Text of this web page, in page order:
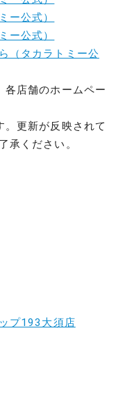
ー公式）
ー公式）
（タカラトミー公
各店舗のホームペー
更新が反映されて
承ください。
プ193大須店